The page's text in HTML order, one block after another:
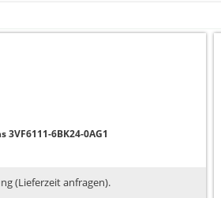
3VF6111-6BK24-0AG1
(Lieferzeit anfragen).